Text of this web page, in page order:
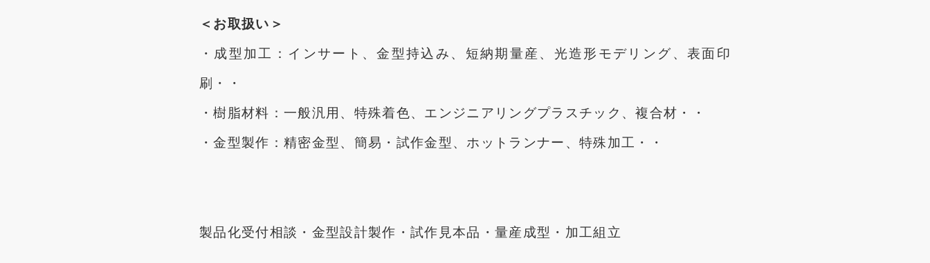
＜お取扱い＞
・成型加工：インサート、金型持込み、短納期量産、光造形モデリング、表面印
刷・・
・樹脂材料：一般汎用、特殊着色、エンジニアリングプラスチック、複合材・・
・金型製作：精密金型、簡易・試作金型、ホットランナー、特殊加工・・
製品化受付相談・金型設計製作・試作見本品・量産成型・加工組立